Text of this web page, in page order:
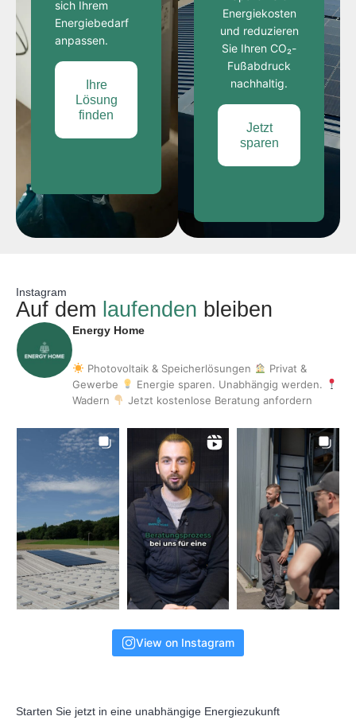
sich Ihrem
Energiebedarf
anpassen.
Ihre
Lösung
finden
Energiekosten
und reduzieren
Sie Ihren CO₂-
Fußabdruck
nachhaltig.
Jetzt
sparen
Instagram
Auf dem laufenden bleiben
Energy Home
Photovoltaik & Speicherlösungen
Privat &
Gewerbe
Energie sparen. Unabhängig werden.
Wadern
Jetzt kostenlose Beratung anfordern
View on Instagram
Starten Sie jetzt in eine unabhängige Energiezukunft